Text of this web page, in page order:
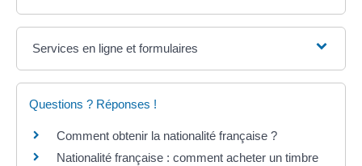
Services en ligne et formulaires
Questions ? Réponses !
Comment obtenir la nationalité française ?
Nationalité française : comment acheter un timbre